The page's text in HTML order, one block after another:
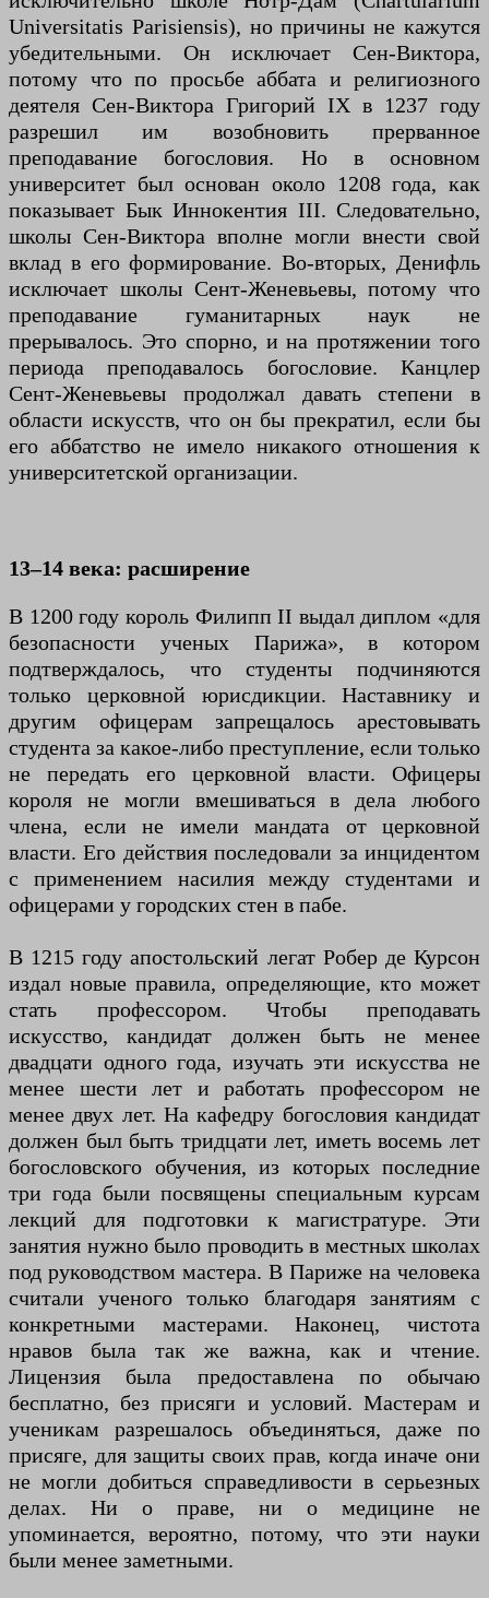
Universitatis Parisiensis), но причины не кажутся
убедительными. Он исключает Сен-Виктора,
потому что по просьбе аббата и религиозного
деятеля Сен-Виктора Григорий IX в 1237 году
разрешил им возобновить прерванное
преподавание богословия. Но в основном
университет был основан около 1208 года, как
показывает Бык Иннокентия III. Следовательно,
школы Сен-Виктора вполне могли внести свой
вклад в его формирование. Во-вторых, Денифль
исключает школы Сент-Женевьевы, потому что
преподавание гуманитарных наук не
прерывалось. Это спорно, и на протяжении того
периода преподавалось богословие. Канцлер
Сент-Женевьевы продолжал давать степени в
области искусств, что он бы прекратил, если бы
его аббатство не имело никакого отношения к
университетской организации.
13–14 века: расширение
В 1200 году король Филипп II выдал диплом «для
безопасности ученых Парижа», в котором
подтверждалось, что студенты подчиняются
только церковной юрисдикции. Наставнику и
другим офицерам запрещалось арестовывать
студента за какое-либо преступление, если только
не передать его церковной власти. Офицеры
короля не могли вмешиваться в дела любого
члена, если не имели мандата от церковной
власти. Его действия последовали за инцидентом
с применением насилия между студентами и
офицерами у городских стен в пабе.
В 1215 году апостольский легат Робер де Курсон
издал новые правила, определяющие, кто может
стать профессором. Чтобы преподавать
искусство, кандидат должен быть не менее
двадцати одного года, изучать эти искусства не
менее шести лет и работать профессором не
менее двух лет. На кафедру богословия кандидат
должен был быть тридцати лет, иметь восемь лет
богословского обучения, из которых последние
три года были посвящены специальным курсам
лекций для подготовки к магистратуре. Эти
занятия нужно было проводить в местных школах
под руководством мастера. В Париже на человека
считали ученого только благодаря занятиям с
конкретными мастерами. Наконец, чистота
нравов была так же важна, как и чтение.
Лицензия была предоставлена ​​по обычаю
бесплатно, без присяги и условий. Мастерам и
ученикам разрешалось объединяться, даже по
присяге, для защиты своих прав, когда иначе они
не могли добиться справедливости в серьезных
делах. Ни о праве, ни о медицине не
упоминается, вероятно, потому, что эти науки
были менее заметными.